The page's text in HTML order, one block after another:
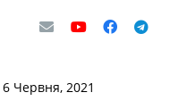
Червня, 2021